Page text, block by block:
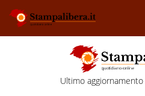
Ultimo aggiornamento